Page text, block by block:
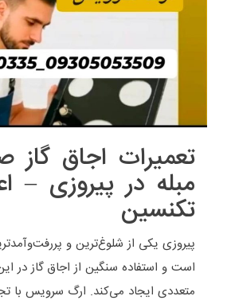
تعمیرات اجاق گاز
مبله در پیروزی –
تکنسین
پیروزی یکی از شلوغ‌ترین و
است و استفاده سنگین از اجاق گاز در
متعددی ایجاد می‌کند. ارگ سرویس با